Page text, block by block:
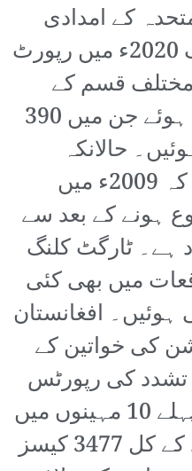
کے امدادی
مشن کے مطابق صرف 2020ء میں رپورٹ
پر مختلف قسم کے
تشددکے واقعات رونما ہوئے جن میں 390
ہوئیں۔ حالانکہ
حیرانی کی بات یہ ہے کہ 2009ء میں
ہونے کے بعد سے
ہے۔ ٹارگٹ کلنگ
میں بھی کئی
افغانستان
کی خواتین کے
تشدد کی رپورٹس
کے مطابق 2020ء کے پہلے 10 مہینوں میں
خواتین کے خلاف تشدد کے کل 3477 کیسز